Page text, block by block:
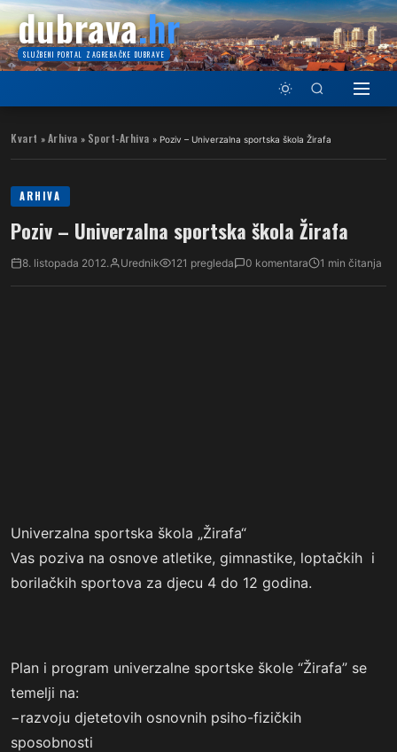
dubrava.hr
SLUŽBENI PORTAL ZAGREBAČKE DUBRAVE
Kvart » Arhiva » Sport-Arhiva » Poziv – Univerzalna sportska škola Žirafa
ARHIVA
Poziv – Univerzalna sportska škola Žirafa
8. listopada 2012. Urednik 121 pregleda 0 komentara 1 min čitanja
Univerzalna sportska škola „Žirafa“
Vas poziva na osnove atletike, gimnastike, loptačkih i
borilačkih sportova za djecu 4 do 12 godina.
Plan i program univerzalne sportske škole “Žirafa” se
temelji na:
−razvoju djetetovih osnovnih psiho-fizičkih
sposobnosti